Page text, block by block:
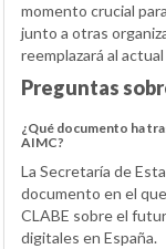
momento crucial
junto a otras
reemplazará al
Preguntas
¿Qué documento ha
AIMC?
La Secretaría de
documento en el
CLABE sobre el
digitales en España.